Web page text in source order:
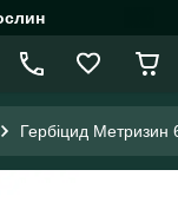
Гербіцид Метризин